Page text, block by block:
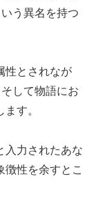
う異名を持つ
性とされなが
して物語にお
す。
入力されたあな
徴性を余すとこ